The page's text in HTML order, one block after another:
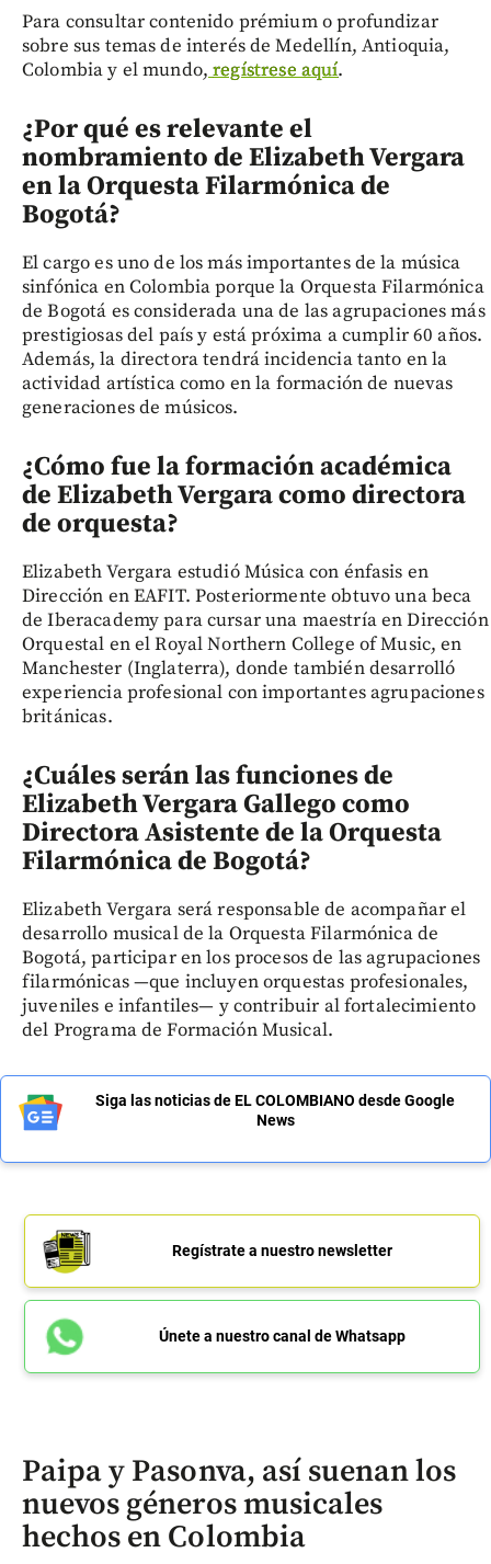
Para consultar contenido prémium o profundizar
sobre sus temas de interés de Medellín, Antioquia,
Colombia y el mundo, regístrese aquí.
¿Por qué es relevante el
nombramiento de Elizabeth Vergara
en la Orquesta Filarmónica de
Bogotá?
El cargo es uno de los más importantes de la música
sinfónica en Colombia porque la Orquesta Filarmónica
de Bogotá es considerada una de las agrupaciones más
prestigiosas del país y está próxima a cumplir 60 años.
Además, la directora tendrá incidencia tanto en la
actividad artística como en la formación de nuevas
generaciones de músicos.
¿Cómo fue la formación académica
de Elizabeth Vergara como directora
de orquesta?
Elizabeth Vergara estudió Música con énfasis en
Dirección en EAFIT. Posteriormente obtuvo una beca
de Iberacademy para cursar una maestría en Dirección
Orquestal en el Royal Northern College of Music, en
Manchester (Inglaterra), donde también desarrolló
experiencia profesional con importantes agrupaciones
británicas.
¿Cuáles serán las funciones de
Elizabeth Vergara Gallego como
Directora Asistente de la Orquesta
Filarmónica de Bogotá?
Elizabeth Vergara será responsable de acompañar el
desarrollo musical de la Orquesta Filarmónica de
Bogotá, participar en los procesos de las agrupaciones
filarmónicas —que incluyen orquestas profesionales,
juveniles e infantiles— y contribuir al fortalecimiento
del Programa de Formación Musical.
Siga las noticias de EL COLOMBIANO desde Google
News
Regístrate a nuestro newsletter
Únete a nuestro canal de Whatsapp
Paipa y Pasonva, así suenan los
nuevos géneros musicales
hechos en Colombia